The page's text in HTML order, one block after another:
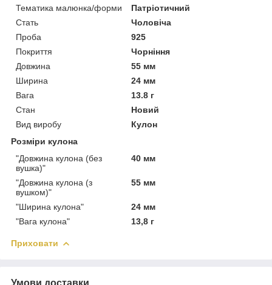
Тематика малюнка/форми
Патріотичний
Стать
Чоловіча
Проба
925
Покриття
Чорніння
Довжина
55 мм
Ширина
24 мм
Вага
13.8 г
Стан
Новий
Вид виробу
Кулон
Розміри кулона
"Довжина кулона (без
вушка)"
40 мм
"Довжина кулона (з
вушком)"
55 мм
"Ширина кулона"
24 мм
"Вага кулона"
13,8 г
Приховати